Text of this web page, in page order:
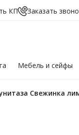
КП Заказать
Мебельи сейфы
Свежинка